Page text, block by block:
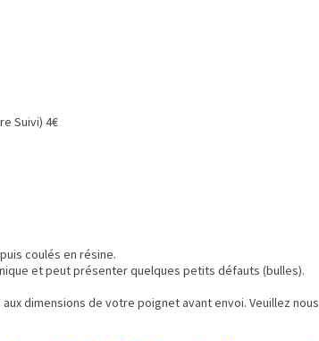
Suivi) 4€
coulés en résine.
et peut présenter quelques petits défauts (bulles).
dimensions de votre poignet avant envoi. Veuillez nous